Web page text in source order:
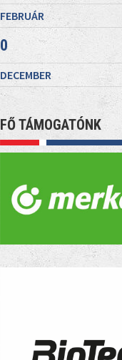
FEBRUÁR
0
DECEMBER
FŐ TÁMOGATÓNK